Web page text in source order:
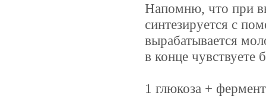
Напомню, что при
синтезируется с
вырабатывается
в конце
1 глюкоза +